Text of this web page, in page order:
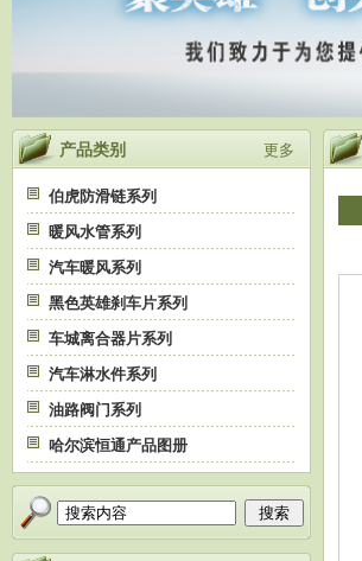
更多
产品类别
伯虎防滑链系列
暖风水管系列
汽车暖风系列
黑色英雄刹车片系列
车城离合器片系列
汽车淋水件系列
油路阀门系列
哈尔滨恒通产品图册
搜索